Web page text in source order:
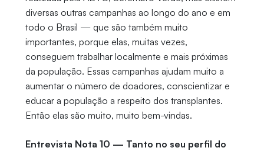
diversas outras campanhas ao longo do ano e em
todo o Brasil — que são também muito
importantes, porque elas, muitas vezes,
conseguem trabalhar localmente e mais próximas
da população. Essas campanhas ajudam muito a
aumentar o número de doadores, conscientizar e
educar a população a respeito dos transplantes.
Então elas são muito, muito bem-vindas.
Entrevista Nota 10 — Tanto no seu perfil do